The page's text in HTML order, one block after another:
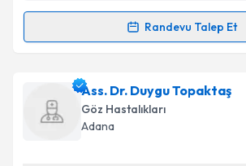
kapsamda işlenmesini kabul
Randevu Talep Et
Randevu Takvimi Talebi
Op. Dr. Fikret Uçariçin randevu
oluşturun. Size bu uzmandan randevu
takvim hazırlandığında e-posta ile
Ass. Dr. Duygu Topaktaş
Göz Hastalıkları
Adana